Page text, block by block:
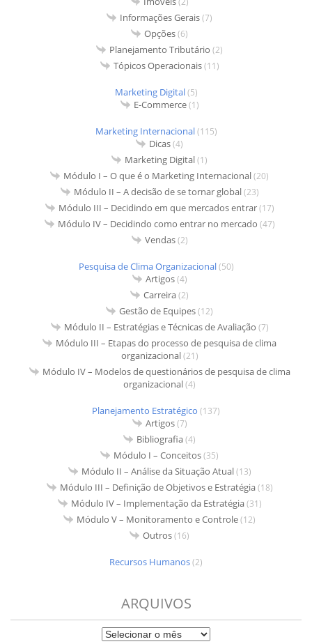
Informações Gerais(7)
Opções(6)
Planejamento Tributário (2)
Tópicos Operacionais(11)
Marketing Digital(5)
E-Commerce(1)
Marketing Internacional(115)
Dicas(4)
Marketing Digital(1)
Módulo I – O que é o Marketing Internacional(20)
Módulo II – A decisão de se tornar global(23)
Módulo III – Decidindo em que mercados entrar(17)
Módulo IV – Decidindo como entrar no mercado (47)
Vendas(2)
Pesquisa de Clima Organizacional(50)
Artigos(4)
Carreira(2)
Gestão de Equipes(12)
Módulo II – Estratégias e Técnicas de Avaliação (7)
Módulo III – Etapas do processo de pesquisa de clima
organizacional(21)
Módulo IV – Modelos de questionários de pesquisa de clima
organizacional(4)
Planejamento Estratégico (137)
Artigos(7)
Bibliografia(4)
Módulo I – Conceitos(35)
Módulo II – Análise da Situação Atual(13)
Módulo III – Definição de Objetivos e Estratégia(18)
Módulo IV – Implementação da Estratégia(31)
Módulo V – Monitoramento e Controle(12)
Outros(16)
Recursos Humanos(2)
ARQUIVOS